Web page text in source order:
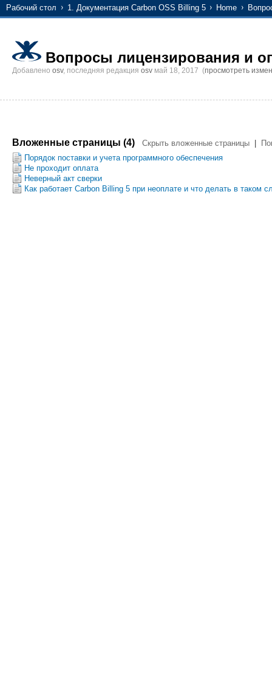
Рабочий стол 1. Документация Carbon OSS Billing 5 Home
Вопросы лицензирования и
Добавлено osv, последняя редакция osv май 18, 2017 (просмотреть
Вложенные страницы (4) Скрыть вложенные страницы
Порядок поставки и учета программного обеспечения
Не проходит оплата
Неверный акт сверки
Как работает Carbon Billing 5 при неоплате и что делать в таком